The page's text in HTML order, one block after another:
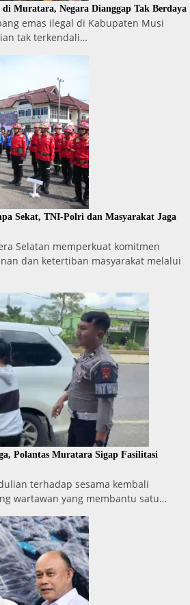
Muratara, Negara Dianggap Tak Berdaya
emas ilegal di Kabupaten Musi
tak terkendali…
Sekat, TNI-Polri dan Masyarakat Jaga
Selatan memperkuat komitmen
dan ketertiban masyarakat melalui
Polantas Muratara Sigap Fasilitasi
terhadap sesama kembali
wartawan yang membantu satu…